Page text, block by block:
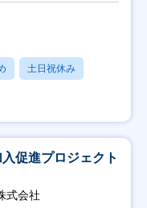
土日祝休み
促進プロジェクト
式会社